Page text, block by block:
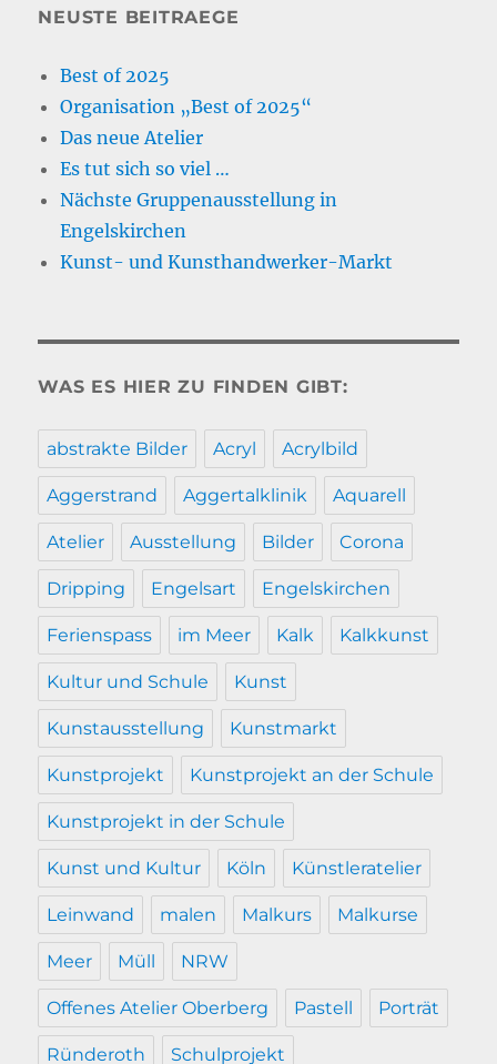
NEUSTE BEITRAEGE
Best of 2025
Organisation „Best of 2025“
Das neue Atelier
Es tut sich so viel …
Nächste Gruppenausstellung in
Engelskirchen
Kunst- und Kunsthandwerker-Markt
WAS ES HIER ZU FINDEN GIBT:
abstrakte Bilder Acryl Acrylbild
Aggerstrand Aggertalklinik Aquarell
Atelier Ausstellung Bilder Corona
Dripping Engelsart Engelskirchen
Ferienspass im Meer Kalk Kalkkunst
Kultur und Schule Kunst
Kunstausstellung Kunstmarkt
Kunstprojekt Kunstprojekt an der Schule
Kunstprojekt in der Schule
Kunst und Kultur Köln Künstleratelier
Leinwand malen Malkurs Malkurse
Meer Müll NRW
Offenes Atelier Oberberg Pastell Porträt
Ründeroth Schulprojekt